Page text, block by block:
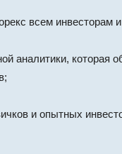
всем инвесторам
аналитики, которая
и опытных